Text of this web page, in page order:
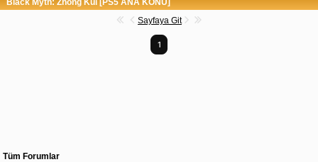
Sayfaya Git
1
Tüm Forumlar